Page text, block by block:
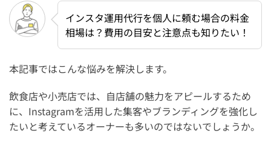
インスタ運用代行を個人に頼む場合の料金
相場は？費用の目安と注意点も知りたい！
本記事ではこんな悩みを解決します。
飲食店や小売店では、自店舗の魅力をアピールするため
に、Instagramを活用した集客やブランディングを強化し
たいと考えているオーナーも多いのではないでしょうか。